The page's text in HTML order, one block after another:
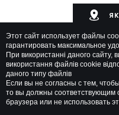
Lavina Mall ©
Этот сайт использует файлы
гарантировать максимальное
При використанні даного сайту,
використання файлів cookie
даного типу файлів
Если вы не согласны с тем,
то вы должны соответствующим
браузера или не использовать